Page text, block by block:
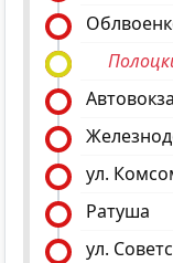
ул.
Ратуша
ул.